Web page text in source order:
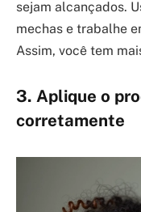
sejam alcançados.
mechas e trabalhe
Assim, você tem
3. Aplique o
corretamente